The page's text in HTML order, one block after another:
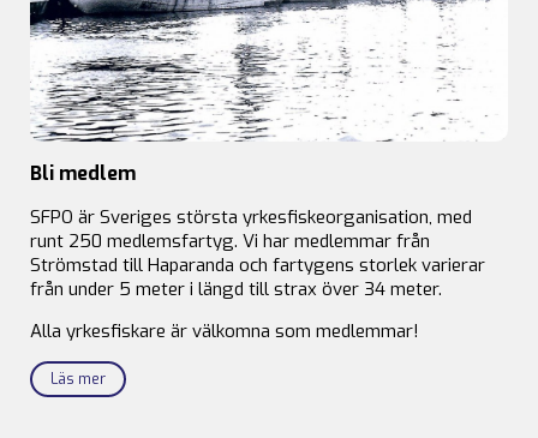
Bli medlem
SFPO är Sveriges största yrkesfiskeorganisation, med
runt 250 medlemsfartyg. Vi har medlemmar från
Strömstad till Haparanda och fartygens storlek varierar
från under 5 meter i längd till strax över 34 meter.
Alla yrkesfiskare är välkomna som medlemmar!
Läs mer